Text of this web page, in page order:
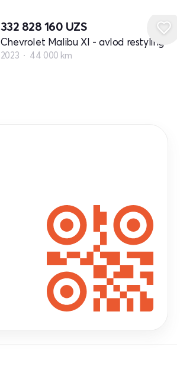
332 828 160 UZS
Chevrolet Malibu XI - avlod restyling
2023 44 000 km